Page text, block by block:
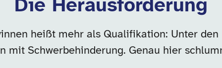
Die Herausforderung
heißt mehr als Qualifikation: Unter
mit Schwerbehinderung. Genau hier